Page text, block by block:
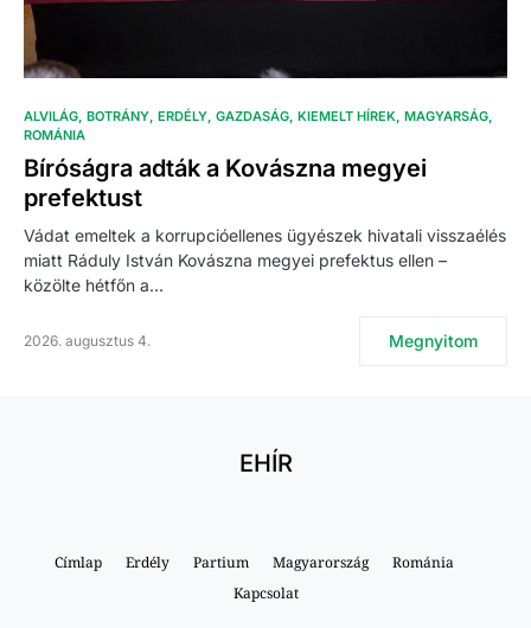
ALVILÁG BOTRÁNY ERDÉLY GAZDASÁG KIEMELT HÍREK MAGYARSÁG
ROMÁNIA
Bíróságra adták a Kovászna megyei
prefektust
Vádat emeltek a korrupcióellenes ügyészek hivatali visszaélés
miatt Ráduly István Kovászna megyei prefektus ellen –
közölte hétfőn a…
2026. augusztus 4. Megnyitom
EHÍR
Címlap Erdély Partium Magyarország
Románia
Kapcsolat